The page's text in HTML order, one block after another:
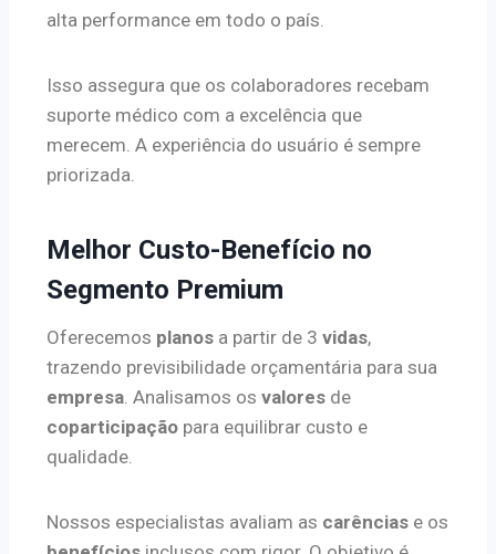
alta performance em todo o país.
Isso assegura que os colaboradores recebam
suporte médico com a excelência que
merecem. A experiência do usuário é sempre
priorizada.
Melhor Custo-Benefício no
Segmento Premium
Oferecemos planos a partir de 3 vidas,
trazendo previsibilidade orçamentária para sua
empresa . Analisamos os valores de
coparticipação para equilibrar custo e
qualidade.
Nossos especialistas avaliam as carências e os